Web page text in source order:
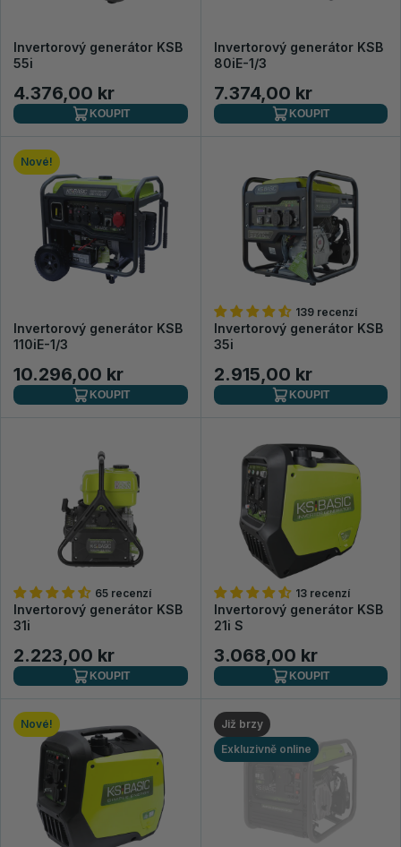
Invertorový generátor KSB
55i
4.376,00 kr
KOUPIT
Invertorový generátor KSB
80iE-1/3
7.374,00 kr
KOUPIT
Nové!
Invertorový generátor KSB
110iE-1/3
10.296,00 kr
KOUPIT
139 recenzí
Invertorový generátor KSB
35i
2.915,00 kr
KOUPIT
65 recenzí
Invertorový generátor KSB
31i
2.223,00 kr
KOUPIT
13 recenzí
Invertorový generátor KSB
21i S
3.068,00 kr
KOUPIT
Nové!
Již brzy
Exkluzivně online